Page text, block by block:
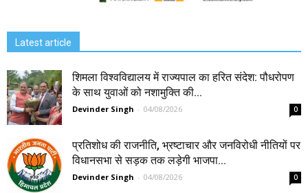
Latest article
शिमला विश्वविद्यालय में राज्यपाल का हरित संदेश: पौधरोपण
के साथ युवाओं को नशामुक्ति की...
Devinder Singh - 04/08/2026 0
प्रतिशोध की राजनीति, भ्रष्टाचार और जनविरोधी नीतियों पर
विधानसभा से सड़क तक लड़ेगी भाजपा...
Devinder Singh - 04/08/2026 0